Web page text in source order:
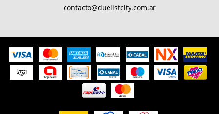
contacto@duelistcity.com.ar